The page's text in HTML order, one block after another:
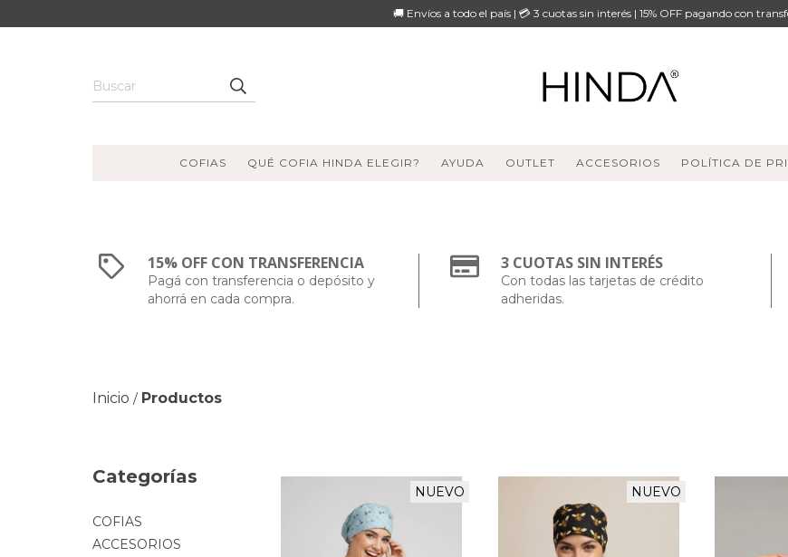
🚚 Envíos a todo el país | 💳 3 cuotas sin interés | 15% OFF pagando con
COFIAS QUÉ COFIA HINDA ELEGIR? AYUDA OUTLET ACCESORIOS POLÍTICA DE
15% OFF CON TRANSFERENCIA
Pagá con transferencia o depósito y
ahorrá en cada compra.
3 CUOTAS SIN INTERÉS
Con todas las tarjetas de crédito
adheridas.
Inicio / Productos
Categorías
COFIAS
ACCESORIOS
NUEVO NUEVO